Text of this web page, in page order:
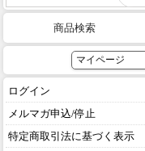
商品検索
マイページ
ログイン
メルマガ申込/停止
特定商取引法に基づく表示